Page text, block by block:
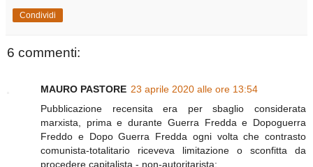
Condividi
6 commenti:
MAURO PASTORE 23 aprile 2020 alle ore 13:54
Pubblicazione recensita era per sbaglio considerata
marxista, prima e durante Guerra Fredda e Dopoguerra
Freddo e Dopo Guerra Fredda ogni volta che contrasto
comunista-totalitario riceveva limitazione o sconfitta da
procedere capitalista - non-autoritarista: